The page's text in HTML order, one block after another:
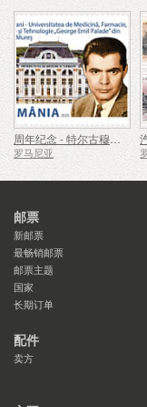
周年纪念 - 特尔古穆列什乔治埃米尔帕拉德医学、药学、科学与技术大学
罗马尼亚
邮票
新邮票
最畅销邮票
邮票主题
国家
长期订单
配件
卖方